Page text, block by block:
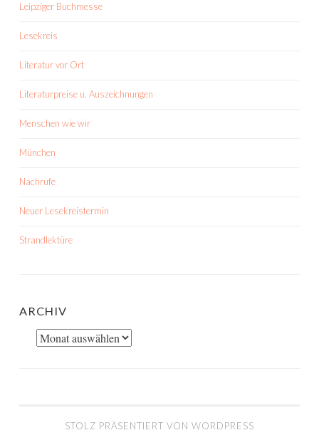
Leipziger Buchmesse
Lesekreis
Literatur vor Ort
Literaturpreise u. Auszeichnungen
Menschen wie wir
München
Nachrufe
Neuer Lesekreistermin
Strandlektüre
ARCHIV
Archiv
STOLZ PRÄSENTIERT VON WORDPRESS